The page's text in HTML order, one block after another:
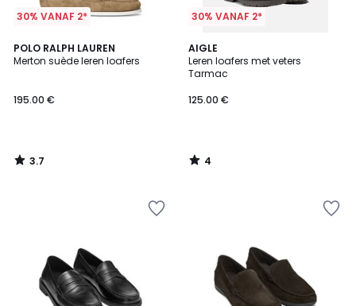
30% VANAF 2*
POLO RALPH LAUREN
Merton suède leren loafers
195.00 €
3.7
/ 5
3.7
/
30% VANAF 2*
AIGLE
Leren loafers met veters
Tarmac
125.00 €
4
/
5
4
/